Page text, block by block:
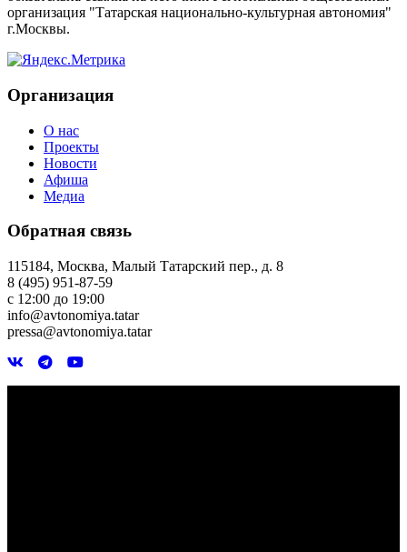
организация "Татарская национально-культурная автономия"
г.Москвы.
Организация
О нас
Проекты
Новости
Афиша
Медиа
Обратная связь
115184, Москва, Малый Татарский пер., д. 8
8 (495) 951-87-59
с 12:00 до 19:00
info@avtonomiya.tatar
pressa@avtonomiya.tatar